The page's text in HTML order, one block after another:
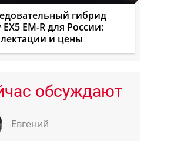
гибрид
EX5 EM-R для России:
и цены
обсуждают
Евгений